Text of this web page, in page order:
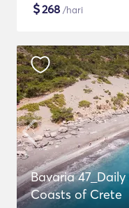
$268 /hari
Bavaria
Coasts of Crete